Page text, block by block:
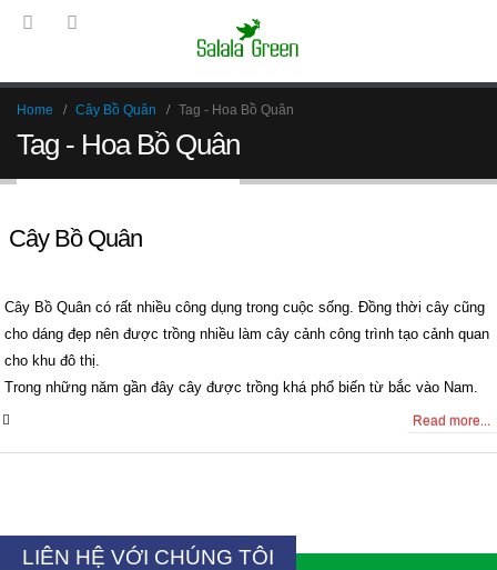
Home Cây Bồ Quân Tag - Hoa Bồ Quân
Tag - Hoa Bồ Quân
Cây Bồ Quân
Cây Bồ Quân có rất nhiều công dụng trong cuộc sống. Đồng thời cây cũng
cho dáng đẹp nên được trồng nhiều làm cây cảnh công trình tạo cảnh quan
cho khu đô thị.
Trong những năm gần đây cây được trồng khá phổ biến từ bắc vào Nam.
Read more...
LIÊN HỆ VỚI CHÚNG TÔI